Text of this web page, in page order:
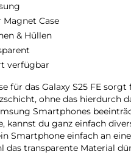
Magnet Case
& Hüllen
verfügbar
für das Galaxy S25 FE
ohne das hierdurch
Smartphones
kannst du ganz einfach
Smartphone einfach an
das transparente Material